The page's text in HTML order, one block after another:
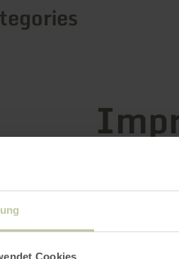
Cookies